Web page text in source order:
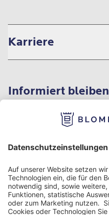
Karriere
Informiert bleiben
Impressum
Datenschutzinformation